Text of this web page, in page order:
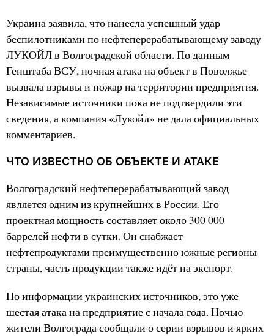
Украина заявила, что нанесла успешный удар
беспилотниками по нефтеперерабатывающему заводу
ЛУКОЙЛ в Волгоградской области. По данным
Генштаба ВСУ, ночная атака на объект в Поволжье
вызвала взрывы и пожар на территории предприятия.
Независимые источники пока не подтвердили эти
сведения, а компания «Лукойл» не дала официальных
комментариев.
ЧТО ИЗВЕСТНО ОБ ОБЪЕКТЕ И АТАКЕ
Волгоградский нефтеперерабатывающий завод
является одним из крупнейших в России. Его
проектная мощность составляет около 300 000
баррелей нефти в сутки. Он снабжает
нефтепродуктами преимущественно южные регионы
страны, часть продукции также идёт на экспорт.
По информации украинских источников, это уже
шестая атака на предприятие с начала года. Ночью
жители Волгограда сообщали о серии взрывов и ярких